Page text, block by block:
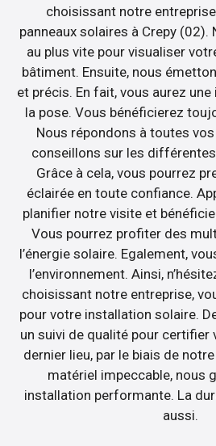
choisissant notre
panneaux solaires à Crepy (02).
au plus vite pour visualiser
bâtiment. Ensuite, nous
et précis. En fait, vous aurez
la pose. Vous bénéficierez
Nous répondons à toutes
conseillons sur les
Grâce à cela, vous pourrez
éclairée en toute confiance.
planifier notre visite et
Vous pourrez profiter des
l’énergie solaire. Egalement,
l’environnement. Ainsi,
choisissant notre entreprise,
pour votre installation solaire.
un suivi de qualité pour certifier
dernier lieu, par le biais de
matériel impeccable, nous
installation performante. La
aussi.